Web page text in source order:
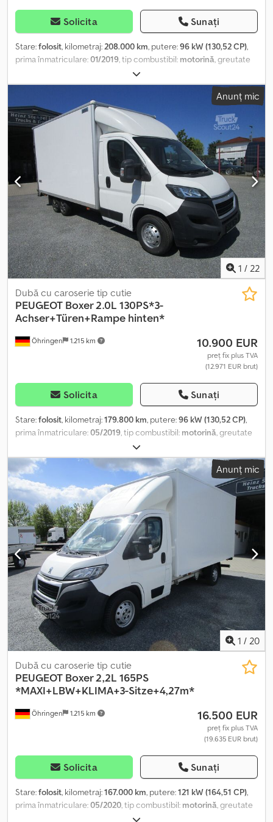
Solicita Sunați
Stare:folosit, kilometraj:208.000 km, putere:96 kW (130,52 CP),
prima înmatriculare:01/2019, tip combustibil: motorină, greutate
, următoarea inspecție (TÜV):
alb, tip de angrenaj:mecanic, clasă de emisii:Euro 6, lungimea
spațiului de încărcare:
, lățimea spațiului de încărcare:
2.020 mm, înălțime spațiu de încărcare:
filtru de particule, închidere centralizată
, Motor boxer 2.0L, 130
CP. Vehicul cu 3 axe. Standard EURO 6. Caroserie tip cutie din
placaj, cu uși și rampă în partea din spate. Dimensiuni: 3,74 x 2,02 x
2,10 m. Masă maximă autorizată: 3,5 tone. Scutit de taxă de drum.
Spoiler, 2 bare de fixare, închidere centralizată, 3 locuri, cotieră,
podea acoperită cu material plastic, iluminare LED cu senzor de
mișcare în interiorul caroseriei. Jante din aliaj în spate, airbag, 6
trepte de viteză, ABS, ASR, cadru din aliaj în spate, vopsit.
=====Înmatriculare germană + 1 proprietar + culoare albă
neutră===== Cjdpfxezriyhe An Ujha ====Achiziționăm zilnic
vehicule comerciale, oferim și posibilitatea de a lua vehicule în
plată==== . Preț: 10.200 EUR, preț net. Cameră de marșarier.
Anunț mic
1 / 22
Öhringen 1.215 km
Dubă cu caroserie tip cutie
PEUGEOT Boxer 2.0L 130PS*3-
Achser+Türen+Rampe hinten*
10.900 EUR
preț fix plus TVA
(12.971 EUR brut)
Solicita Sunați
Stare:folosit, kilometraj:179.800 km, putere:96 kW (130,52 CP),
prima înmatriculare:05/2019 , tip combustibil: motorină , greutate
, următoarea inspecție (TÜV):
tip de angrenaj:mecanic, clasă de emisii:Euro 6, lungimea
spațiului de încărcare:3.740 mm, lățimea spațiului de încărcare:
2.020 mm
, înălțime spațiu de încărcare:2.100 mm, Dotări:ABS,
filtru de particule, închidere centralizată, Motor boxer, 2.0L, 130
CP. Cu 3 axe. Clasa EURO 6. Caroserie tip container din placaj cu
uși și rampă în spate. Dimensiuni: 3,74 x 2,02 x 2,10 m. Masa maximă
admisă: 3,5 tone. Nu se plătește taxa de drum. Spoiler, 2 benzi de
fixare, închidere centralizată, 3 locuri, cotieră, podea acoperită cu
material plastic, iluminare LED cu senzor de mișcare în interiorul
containerului. Jante din aliaj în spate, airbag, cutie de viteze în 6
trepte, ABS, ASR, cadru din aliaj în spate, vopsit.
=====Înmatriculare germană + 1 proprietar anterior + culoare alb
neutră===== ====Achiziționăm zilnic vehicule comerciale,
oferim și posibilitatea de a accepta vehicule vechi în schimb====.
Codpfxezqh D As An Ueha Preț: 10.900 EUR (preț net).
Anunț mic
1 / 20
Öhringen 1.215 km
Dubă cu caroserie tip cutie
PEUGEOT Boxer 2,2L 165PS
*MAXI+LBW+KLIMA+3-Sitze+4,27m*
16.500 EUR
preț fix plus TVA
(19.635 EUR brut)
Solicita Sunați
Stare:folosit, kilometraj:167.000 km, putere:121 kW (164,51 CP),
prima înmatriculare:05/2020, tip combustibil: motorină, greutate
, următoarea inspecție (TÜV):